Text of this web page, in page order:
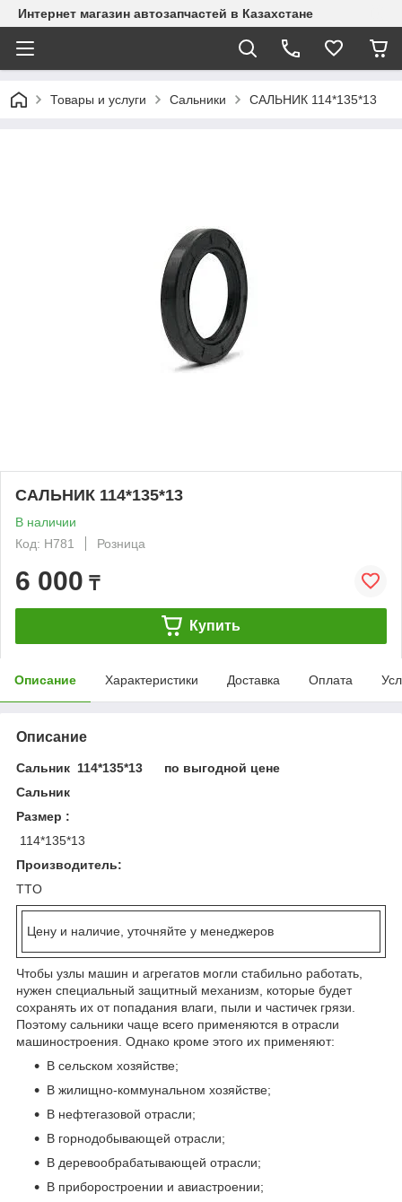
Интернет магазин автозапчастей в Казахстане
Товары и услуги Сальники САЛЬНИК 114*135*13
САЛЬНИК 114*135*13
В наличии
Код: H781
Розница
6 000 ₸
Купить
Описание Характеристики Доставка Оплата
Описание
Сальник 114*135*13 по выгодной цене
Сальник
Размер :
114*135*13
Производитель:
TTO
Цену и наличие, уточняйте у менеджеров
Чтобы узлы машин и агрегатов могли стабильно работать,
нужен специальный защитный механизм, которые будет
сохранять их от попадания влаги, пыли и частичек грязи.
Поэтому сальники чаще всего применяются в отрасли
машиностроения. Однако кроме этого их применяют:
В сельском хозяйстве;
В жилищно-коммунальном хозяйстве;
В нефтегазовой отрасли;
В горнодобывающей отрасли;
В деревообрабатывающей отрасли;
В приборостроении и авиастроении;